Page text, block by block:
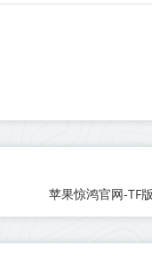
苹果惊鸿官网-TF